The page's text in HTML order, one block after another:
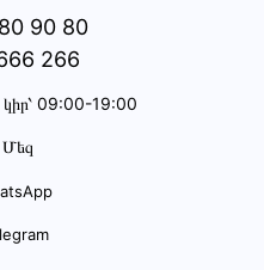
90 80
266
կիր՝ 09:00-19:00